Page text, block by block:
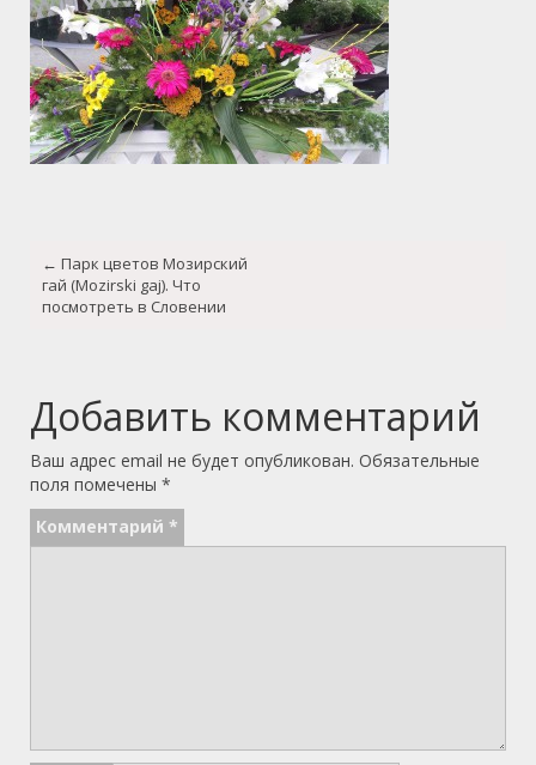
navigation
← Парк цветов Мозирский
гай (Mozirski gaj). Что
посмотреть в Словении
Добавить комментарий
Ваш адрес email не будет опубликован. Обязательные
поля помечены *
Комментарий *